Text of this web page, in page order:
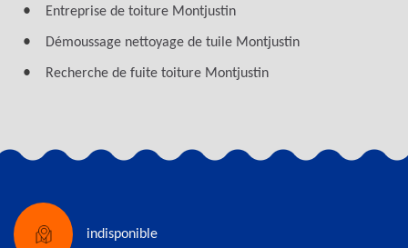
Entreprise de toiture Montjustin
Démoussage nettoyage de tuile Montjustin
Recherche de fuite toiture Montjustin
indisponible